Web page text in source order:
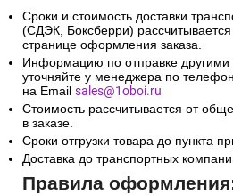
Сроки и стоимость доставки
(СДЭК, Боксберри)
странице оформления заказа.
Информацию по отправке другими
уточняйте у менеджера по
на Email sales@1oboi.ru
Стоимость рассчитывается от
в заказе.
Сроки отгрузки товара до пункта
Доставка до транспортных
Правила